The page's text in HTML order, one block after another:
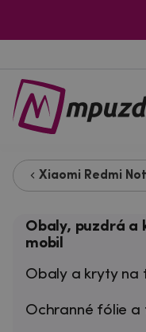
Xiaomi Redmi
Obaly, puzdrá a
mobil
Obaly a kryty na
Ochranné fólie a